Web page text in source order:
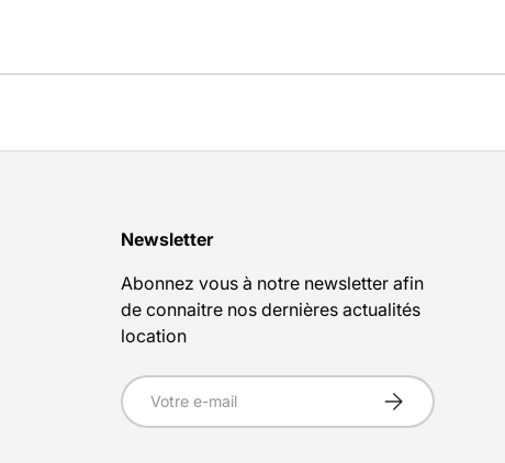
Newsletter
Abonnez vous à notre newsletter afin
de connaitre nos dernières actualités
location
E-mail S’inscrire